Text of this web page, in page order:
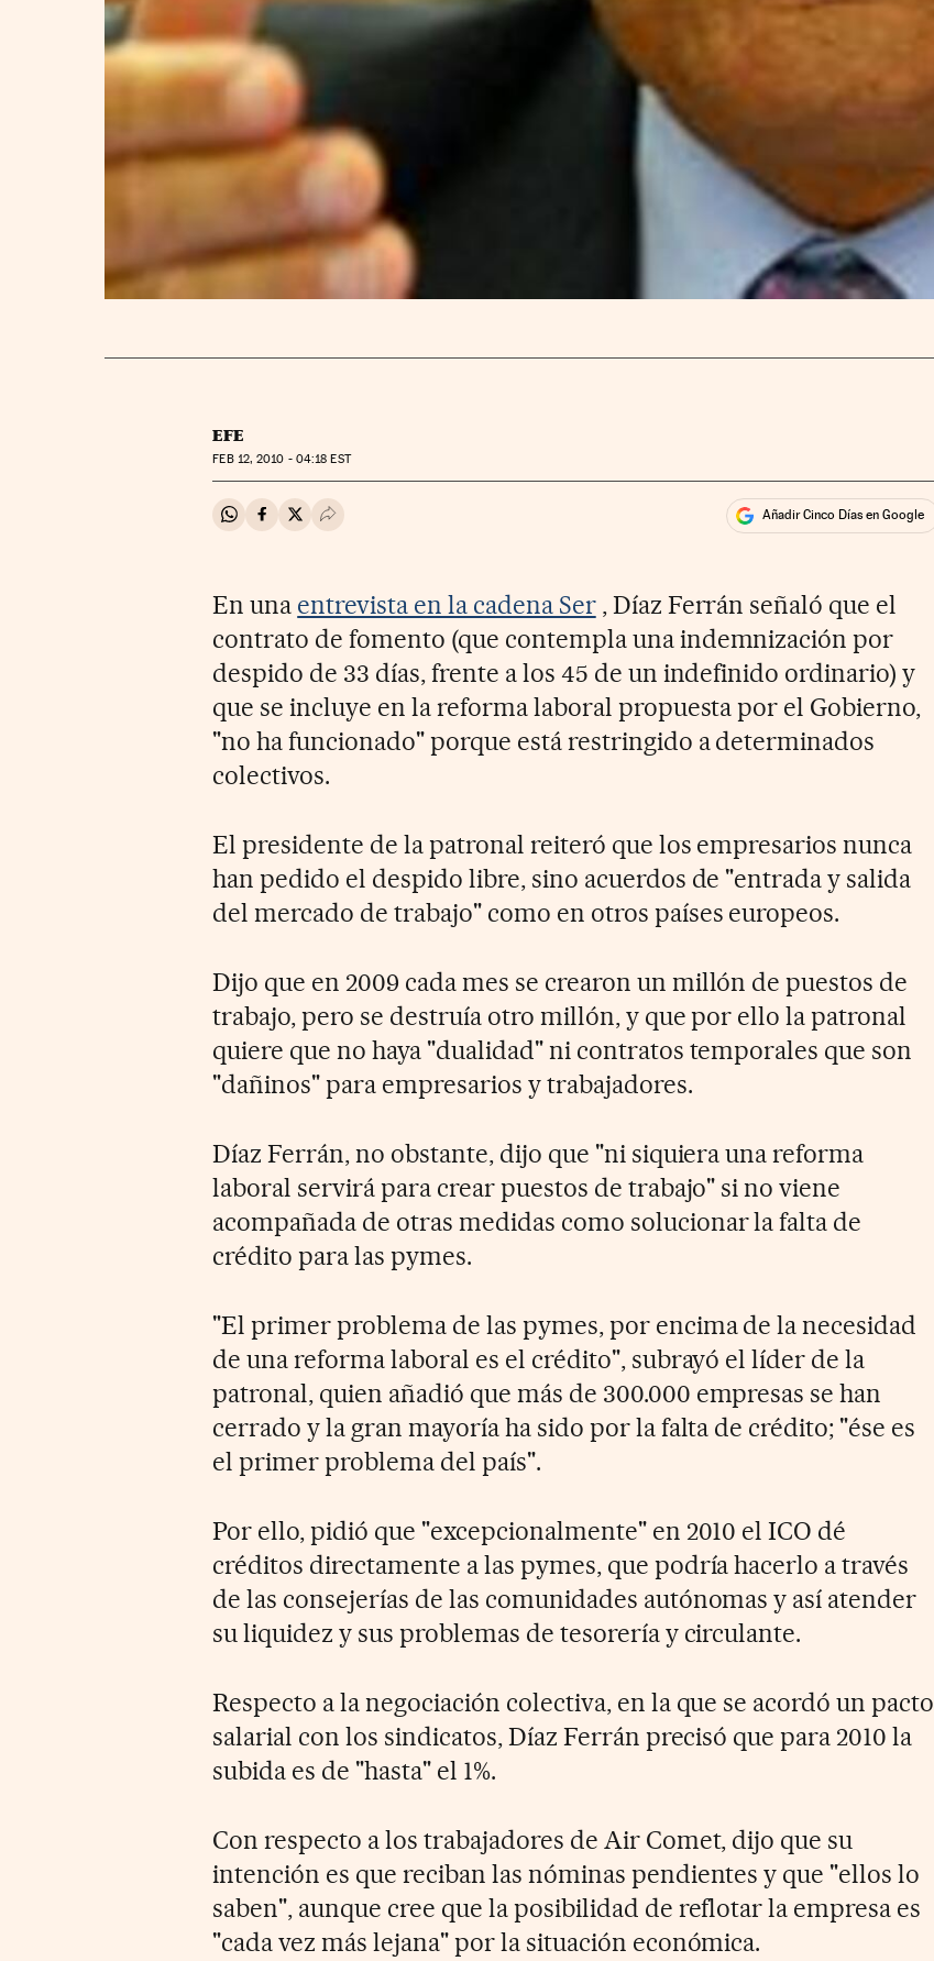
EFE
FEB12, 2010 - 04:18 EST
Compartir en Whatsapp
Compartir en Facebook
Compartir en Twitter
Desplegar Redes Sociales Añadir Cinco Días en Google
En una entrevista en la cadena Ser, Díaz Ferrán señaló que el
contrato de fomento (que contempla una indemnización por
despido de 33 días, frente a los 45 de un indefinido ordinario) y
que se incluye en la reforma laboral propuesta por el Gobierno,
"no ha funcionado" porque está restringido a determinados
colectivos.
El presidente de la patronal reiteró que los empresarios nunca
han pedido el despido libre, sino acuerdos de "entrada y salida
del mercado de trabajo" como en otros países europeos.
Dijo que en 2009 cada mes se crearon un millón de puestos de
trabajo, pero se destruía otro millón, y que por ello la patronal
quiere que no haya "dualidad" ni contratos temporales que son
"dañinos" para empresarios y trabajadores.
Díaz Ferrán, no obstante, dijo que "ni siquiera una reforma
laboral servirá para crear puestos de trabajo" si no viene
acompañada de otras medidas como solucionar la falta de
crédito para las pymes.
"El primer problema de las pymes, por encima de la necesidad
de una reforma laboral es el crédito", subrayó el líder de la
patronal, quien añadió que más de 300.000 empresas se han
cerrado y la gran mayoría ha sido por la falta de crédito; "ése es
el primer problema del país".
Por ello, pidió que "excepcionalmente" en 2010 el ICO dé
créditos directamente a las pymes, que podría hacerlo a través
de las consejerías de las comunidades autónomas y así atender
su liquidez y sus problemas de tesorería y circulante.
Respecto a la negociación colectiva, en la que se acordó un pacto
salarial con los sindicatos, Díaz Ferrán precisó que para 2010 la
subida es de "hasta" el 1%.
Con respecto a los trabajadores de Air Comet, dijo que su
intención es que reciban las nóminas pendientes y que "ellos lo
saben", aunque cree que la posibilidad de reflotar la empresa es
"cada vez más lejana" por la situación económica.